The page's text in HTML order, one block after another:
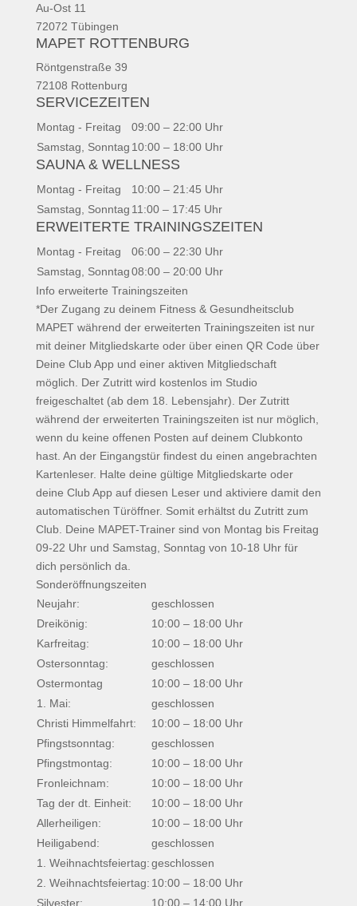
Au-Ost 11
72072 Tübingen
MAPET ROTTENBURG
Röntgenstraße 39
72108 Rottenburg
SERVICEZEITEN
Montag - Freitag
09:00 – 22:00 Uhr
Samstag, Sonntag 10:00 – 18:00 Uhr
SAUNA & WELLNESS
Montag - Freitag
10:00 – 21:45 Uhr
Samstag, Sonntag 11:00 – 17:45 Uhr
ERWEITERTE TRAININGSZEITEN
Montag - Freitag
06:00 – 22:30 Uhr
Samstag, Sonntag08:00 – 20:00 Uhr
Info erweiterte Trainingszeiten
*Der Zugang zu deinem Fitness & Gesundheitsclub
MAPET während der erweiterten Trainingszeiten ist nur
mit deiner Mitgliedskarte oder über einen QR Code über
Deine Club App und einer aktiven Mitgliedschaft
möglich. Der Zutritt wird kostenlos im Studio
freigeschaltet (ab dem 18. Lebensjahr). Der Zutritt
während der erweiterten Trainingszeiten ist nur möglich,
wenn du keine offenen Posten auf deinem Clubkonto
hast. An der Eingangstür findest du einen angebrachten
Kartenleser. Halte deine gültige Mitgliedskarte oder
deine Club App auf diesen Leser und aktiviere damit den
automatischen Türöffner. Somit erhältst du Zutritt zum
Club. Deine MAPET-Trainer sind von Montag bis Freitag
09-22 Uhr und Samstag, Sonntag von 10-18 Uhr für
dich persönlich da.
Sonderöffnungszeiten
Neujahr:
geschlossen
Dreikönig:
10:00 – 18:00 Uhr
Karfreitag:
10:00 – 18:00 Uhr
Ostersonntag:
geschlossen
Ostermontag
10:00 – 18:00 Uhr
1. Mai:
geschlossen
Christi Himmelfahrt:
10:00 – 18:00 Uhr
Pfingstsonntag:
geschlossen
Pfingstmontag:
10:00 – 18:00 Uhr
Fronleichnam:
10:00 – 18:00 Uhr
Tag der dt. Einheit:
10:00 – 18:00 Uhr
Allerheiligen:
10:00 – 18:00 Uhr
Heiligabend:
geschlossen
1. Weihnachtsfeiertag:geschlossen
2. Weihnachtsfeiertag: 10:00 – 18:00 Uhr
Silvester:
10:00 – 14:00 Uhr